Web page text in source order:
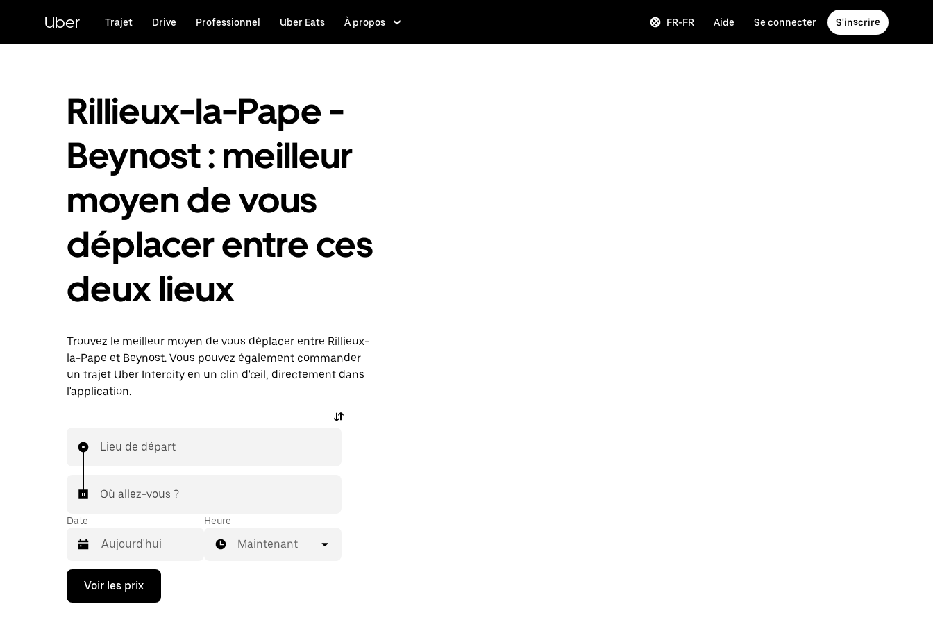
principal
Uber Trajet Drive Professionnel Uber Eats À propos FR-FR Aide Se connecter S'inscrire
Rillieux-la-Pape -
Beynost : meilleur
moyen de vous
déplacer entre ces
deux lieux
Trouvez le meilleur moyen de vous déplacer entre Rillieux-
la-Pape et Beynost. Vous pouvez également commander
un trajet Uber Intercity en un clin d'œil, directement dans
l'application.
Lieu de départ
Où allez-vous ?
Date
Appuyez
la
Heure
Maintenant
Voir les prix